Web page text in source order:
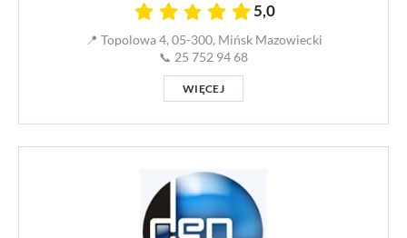
5,0
📍 Topolowa 4, 05-300, Mińsk Mazowiecki
📞 25 752 94 68
WIĘCEJ